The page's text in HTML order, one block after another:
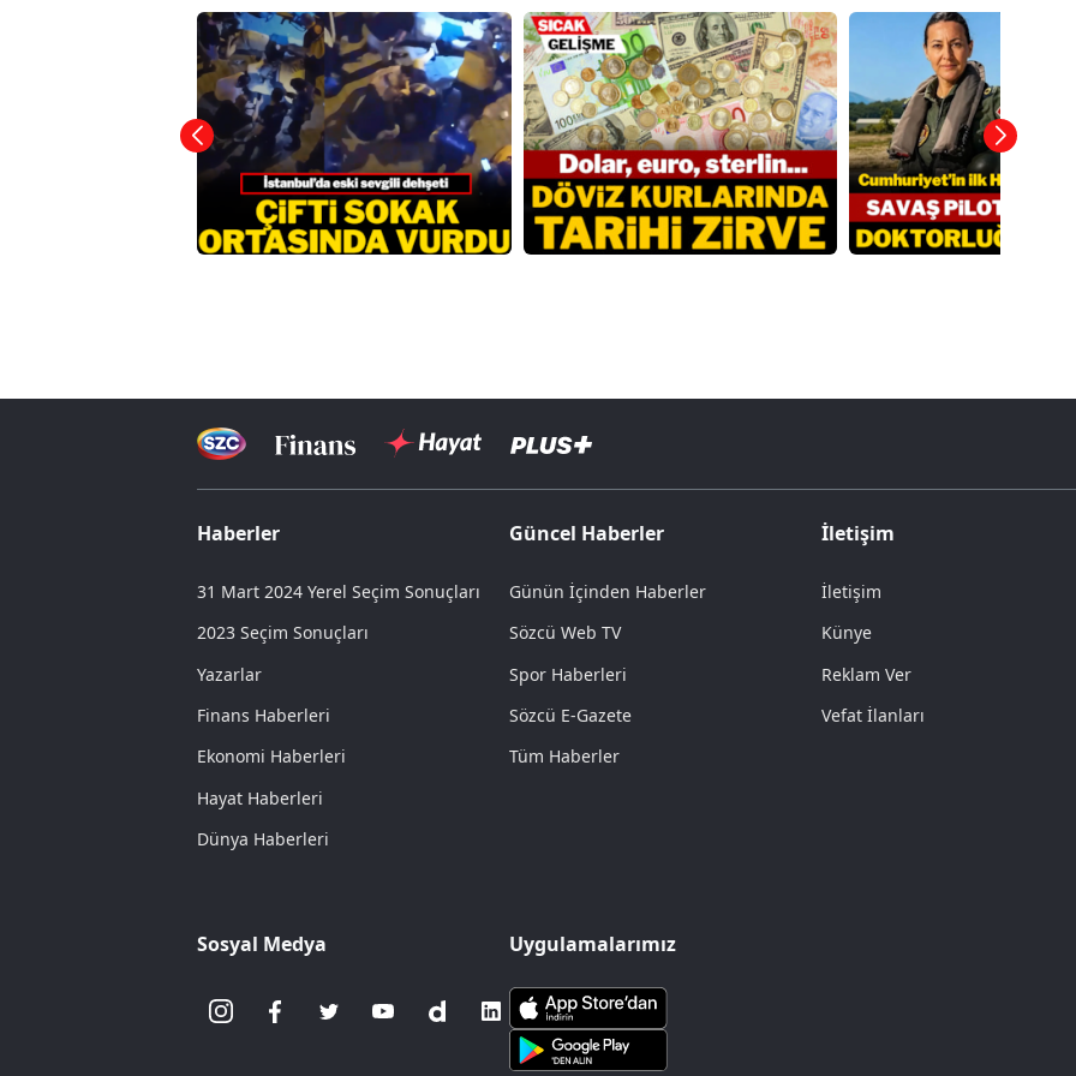
Haberler
31 Mart 2024 Yerel Seçim Sonuçları
2023 Seçim Sonuçları
Yazarlar
Finans Haberleri
Ekonomi Haberleri
Hayat Haberleri
Dünya Haberleri
Güncel Haberler
Günün İçinden Haberler
Sözcü Web TV
Spor Haberleri
Sözcü E-Gazete
Tüm Haberler
İletişim
İletişim
Künye
Reklam Ver
Vefat İlanları
Sosyal Medya Uygulamalarımız